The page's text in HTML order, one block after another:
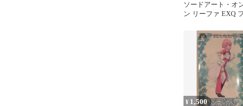
ソードアート・オ
ン リーファ EXQ フ
¥ 1,500